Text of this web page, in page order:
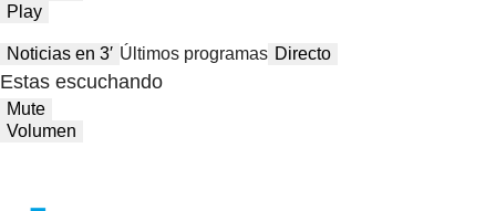
Play
Noticias en 3′ Últimos programas Directo
Estas escuchando
Mute
Volumen